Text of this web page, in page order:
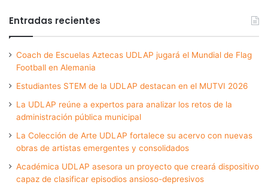
Entradas recientes
Coach de Escuelas Aztecas UDLAP jugará el Mundial de Flag
Football en Alemania
Estudiantes STEM de la UDLAP destacan en el MUTVI 2026
La UDLAP reúne a expertos para analizar los retos de la
administración pública municipal
La Colección de Arte UDLAP fortalece su acervo con nuevas
obras de artistas emergentes y consolidados
Académica UDLAP asesora un proyecto que creará dispositivo
capaz de clasificar episodios ansioso-depresivos